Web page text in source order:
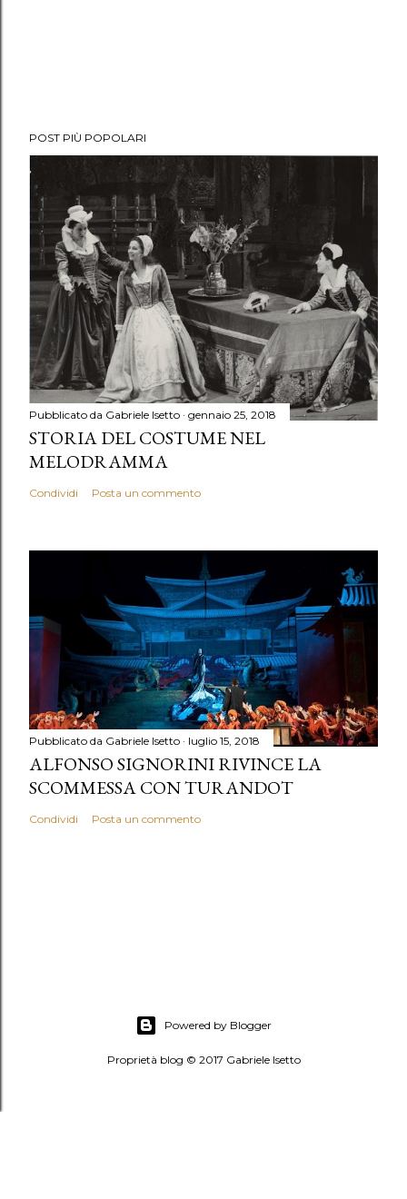
POST PIÙ POPOLARI
Pubblicato da Gabriele Isetto gennaio 25, 2018
STORIA DEL COSTUME NEL
MELODRAMMA
Condividi Posta un commento
Pubblicato da Gabriele Isetto luglio 15, 2018
ALFONSO SIGNORINI RIVINCE LA
SCOMMESSA CON TURANDOT
Condividi Posta un commento
Powered by Blogger
Proprietà blog © 2017 Gabriele Isetto